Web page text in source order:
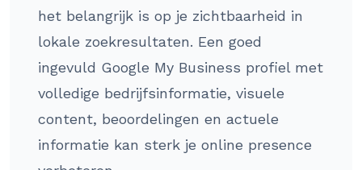
het belangrijk is op je zichtbaarheid in
lokale zoekresultaten. Een goed
ingevuld Google My Business profiel met
volledige bedrijfsinformatie, visuele
content, beoordelingen en actuele
informatie kan sterk je online presence